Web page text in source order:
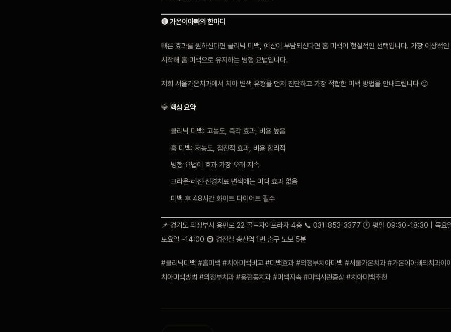
🔴 가온이아빠의 한마디
빠른 효과를 원하신다면 클리닉 미백, 예산이 부담되신다면 홈 미백이 현실적인 선택입니다. 가장 이상적
시작해 홈 미백으로 유지하는 병행 요법입니다.
저희 서울가온치과에서 치아 변색 유형을 먼저 진단하고 가장 적합한 미백 방법을 안내드립니다 😊
💎 핵심 요약
클리닉 미백: 고농도, 즉각 효과, 비용 높음
홈 미백: 저농도, 점진적 효과, 비용 합리적
병행 요법이 효과 가장 오래 지속
크라운·레진·신경치료 변색에는 미백 효과 없음
미백 후 48시간 화이트 다이어트 필수
📌 경기도 의정부시 용민로 22 골드자이프라자 4층 📞 031-853-3377 🕐 평일 09:30~18:30 | 목요
토요일 ~14:00 🚇 경전철 송산역 1번 출구 도보 5분
#클리닉미백 #홈미백 #치아미백비교 #미백효과 #의정부치아미백 #서울가온치과 #가온이아빠의치과이
치아미백방법 #의정부치과 #용현동치과 #미백지속 #미백시린증상 #치아미백추천